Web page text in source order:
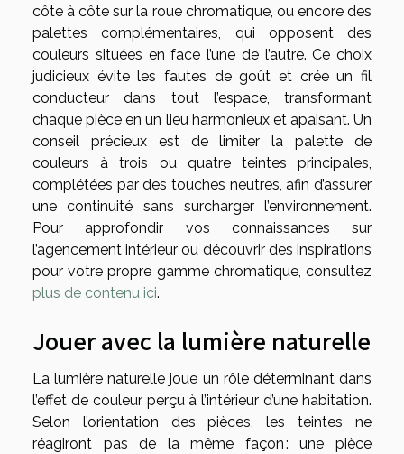
côte à côte sur la roue chromatique, ou encore des
palettes complémentaires, qui opposent des
couleurs situées en face l’une de l’autre. Ce choix
judicieux évite les fautes de goût et crée un fil
conducteur dans tout l’espace, transformant
chaque pièce en un lieu harmonieux et apaisant. Un
conseil précieux est de limiter la palette de
couleurs à trois ou quatre teintes principales,
complétées par des touches neutres, afin d’assurer
une continuité sans surcharger l’environnement.
Pour approfondir vos connaissances sur
l’agencement intérieur ou découvrir des inspirations
pour votre propre gamme chromatique, consultez
plus de contenu ici.
Jouer avec la lumière naturelle
La lumière naturelle joue un rôle déterminant dans
l’effet de couleur perçu à l’intérieur d’une habitation.
Selon l’orientation des pièces, les teintes ne
réagiront pas de la même façon : une pièce